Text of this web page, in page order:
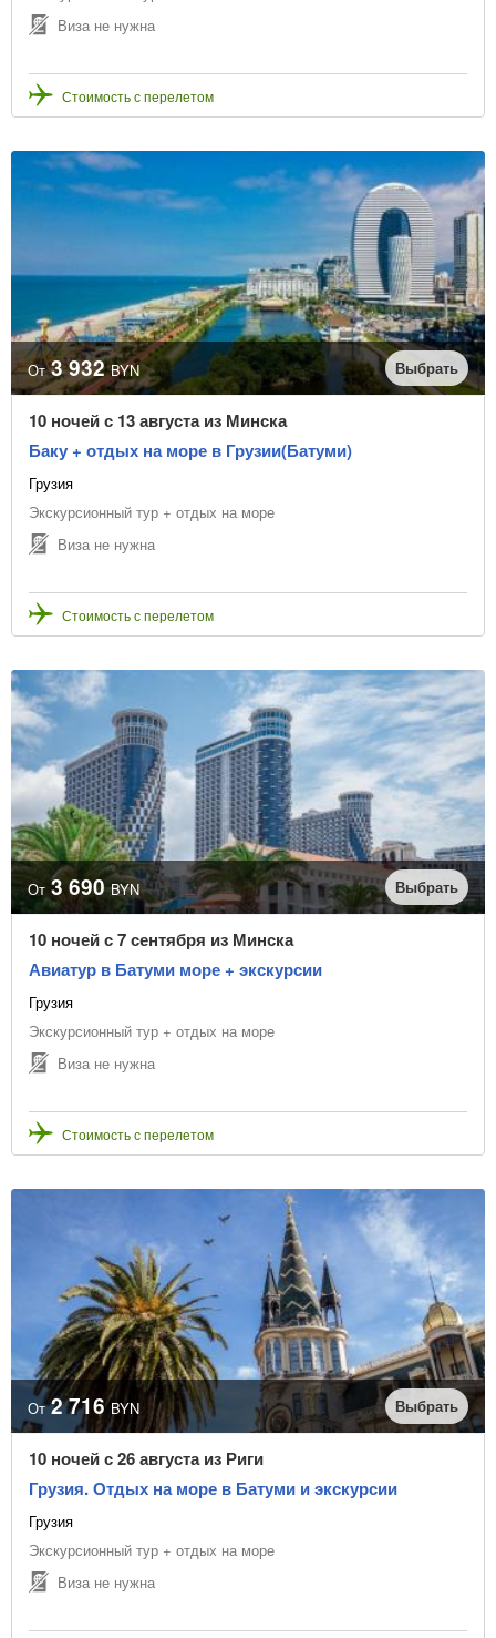
Виза не нужна
Стоимость с перелетом
От 3 932 BYN Выбрать
10 ночей с 13 августа из Минска
Баку + отдых на море в Грузии(Батуми)
Грузия
Экскурсионный тур + отдых на море
Виза не нужна
Стоимость с перелетом
От 3 690 BYN Выбрать
10 ночей с 7 сентября из Минска
Авиатур в Батуми море + экскурсии
Грузия
Экскурсионный тур + отдых на море
Виза не нужна
Стоимость с перелетом
От 2 716 BYN Выбрать
10 ночей с 26 августа из Риги
Грузия. Отдых на море в Батуми и экскурсии
Грузия
Экскурсионный тур + отдых на море
Виза не нужна